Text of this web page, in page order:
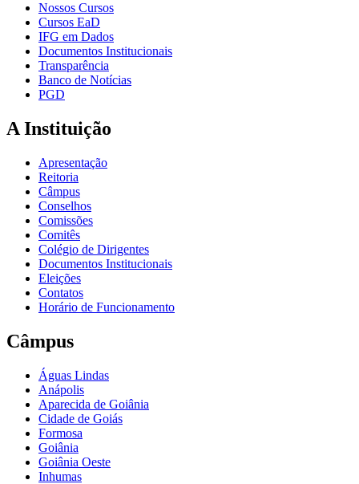
Nossos Cursos
Cursos EaD
IFG em Dados
Documentos Institucionais
Transparência
Banco de Notícias
PGD
A Instituição
Apresentação
Reitoria
Câmpus
Conselhos
Comissões
Comitês
Colégio de Dirigentes
Documentos Institucionais
Eleições
Contatos
Horário de Funcionamento
Câmpus
Águas Lindas
Anápolis
Aparecida de Goiânia
Cidade de Goiás
Formosa
Goiânia
Goiânia Oeste
Inhumas